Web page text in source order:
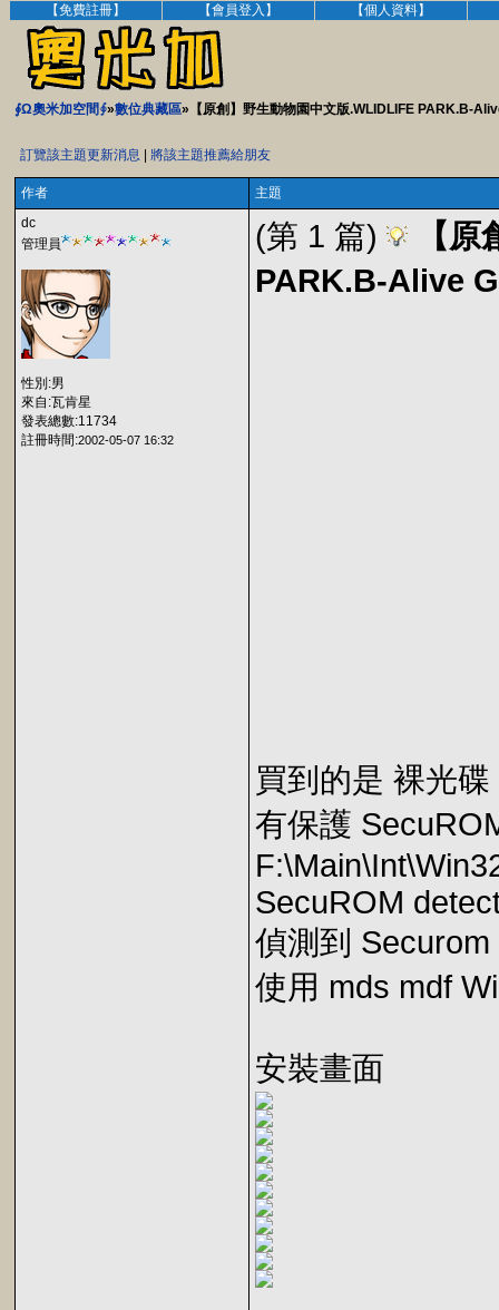
【免費註冊】 【會員登入】 【個人資料】
∮Ω奧米加空間∮»數位典藏區»【原創】野生動物園中文版.WLIDLIFE PARK.B-
訂覽該主題更新消息 將該主題推薦給朋友
作者
主題
dc
管理員
性別:男
來自:瓦肯星
發表總數:11734
註冊時間:2002-05-07 16:32
(第 1 篇)
【
PARK.B-Alive
買到的是 裸光碟
有保護
SecuROM
偵測到
使用 mds mdf
安裝畫面